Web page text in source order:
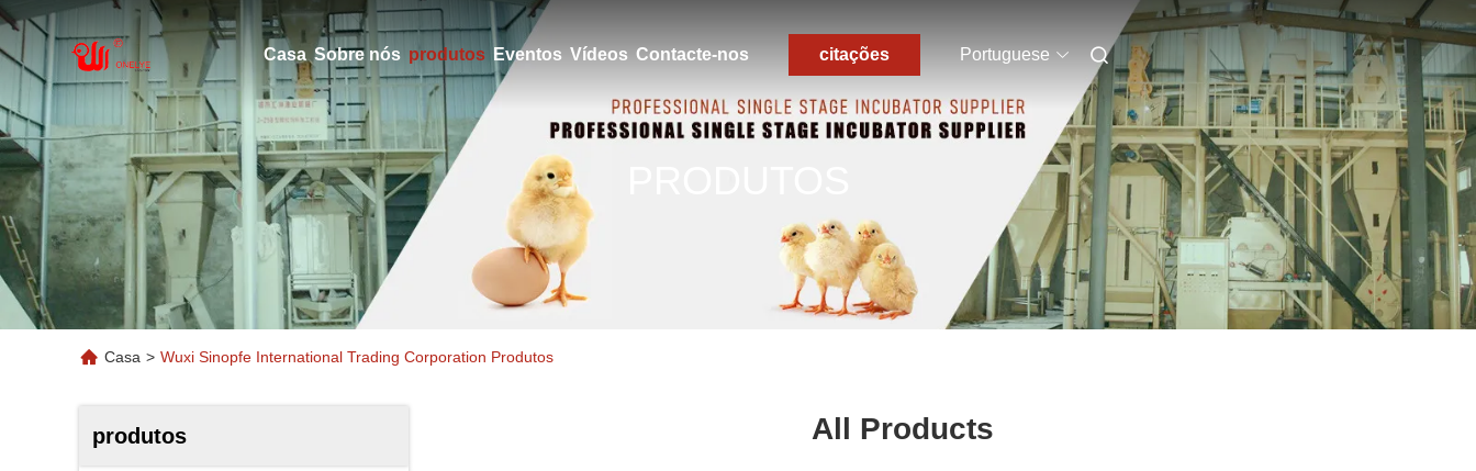
Casa Sobre nós produtos Eventos Vídeos Contacte-nos citações Portuguese
Casa > Wuxi Sinopfe International Trading Corporation Produtos
produtos All Products